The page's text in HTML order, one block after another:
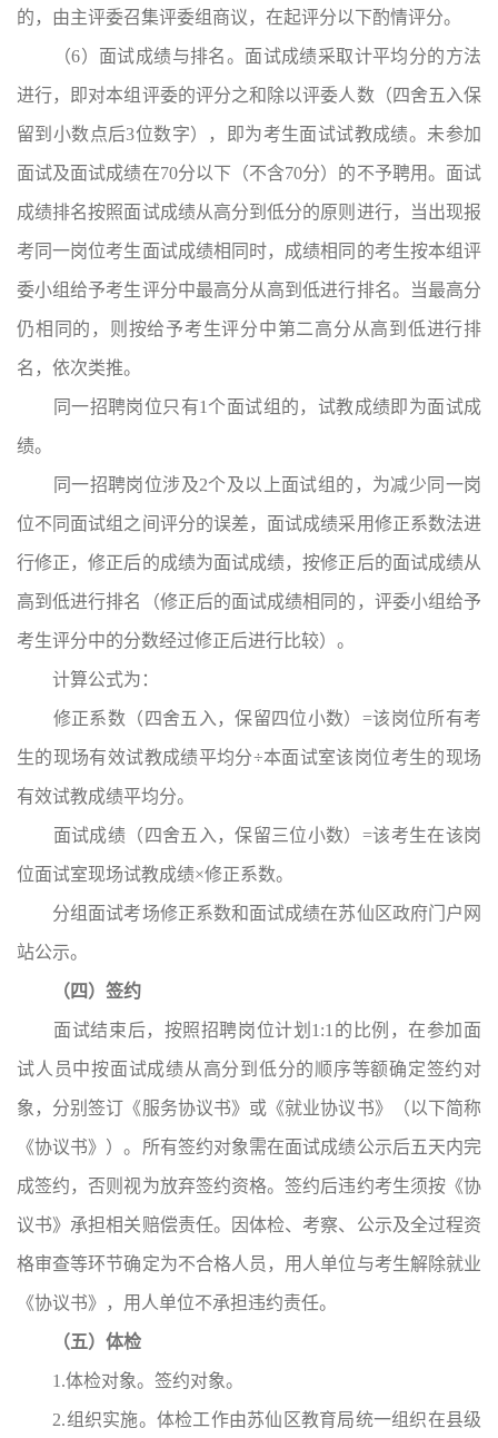
的，由主评委召集评委组商议，在起评分以下酌情评分。
（6）面试成绩与排名。面试成绩采取计平均分的方法
进行，即对本组评委的评分之和除以评委人数（四舍五入保
留到小数点后3位数字），即为考生面试试教成绩。未参加
面试及面试成绩在70分以下（不含70分）的不予聘用。面试
成绩排名按照面试成绩从高分到低分的原则进行，当出现报
考同一岗位考生面试成绩相同时，成绩相同的考生按本组评
委小组给予考生评分中最高分从高到低进行排名。当最高分
仍相同的，则按给予考生评分中第二高分从高到低进行排
名，依次类推。
同一招聘岗位只有1个面试组的，试教成绩即为面试成
绩。
同一招聘岗位涉及2个及以上面试组的，为减少同一岗
位不同面试组之间评分的误差，面试成绩采用修正系数法进
行修正，修正后的成绩为面试成绩，按修正后的面试成绩从
高到低进行排名（修正后的面试成绩相同的，评委小组给予
考生评分中的分数经过修正后进行比较）。
计算公式为：
修正系数（四舍五入，保留四位小数）=该岗位所有考
生的现场有效试教成绩平均分÷本面试室该岗位考生的现场
有效试教成绩平均分。
面试成绩（四舍五入，保留三位小数）=该考生在该岗
位面试室现场试教成绩×修正系数。
分组面试考场修正系数和面试成绩在苏仙区政府门户网
站公示。
（四）签约
面试结束后，按照招聘岗位计划1:1的比例，在参加面
试人员中按面试成绩从高分到低分的顺序等额确定签约对
象，分别签订《服务协议书》或《就业协议书》（以下简称
《协议书》）。所有签约对象需在面试成绩公示后五天内完
成签约，否则视为放弃签约资格。签约后违约考生须按《协
议书》承担相关赔偿责任。因体检、考察、公示及全过程资
格审查等环节确定为不合格人员，用人单位与考生解除就业
《协议书》，用人单位不承担违约责任。
（五）体检
1.体检对象。 签约对象。
2.组织实施。 体检工作由苏仙区教育局统一组织在县级